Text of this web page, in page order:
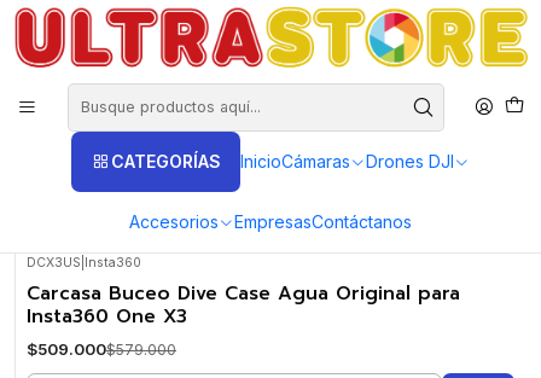
CATEGORÍAS InicioCámaras Drones DJI
Accesorios EmpresasContáctanos
DISTRIBUIDORES EXCLUSIVOS INSTA360, GOPRO, DJI
Inicio Fotografía y Video Cámaras de Acción y Deporte
Cámaras Insta360 Insta360 One X3
Insta360 One X3
FILTROS
OFF
DCX3US Insta360
Carcasa Buceo Dive Case Agua Original para
Insta360 One X3
$509.000$579.000